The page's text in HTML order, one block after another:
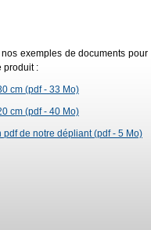
exemples de documents pour
produit :
cm (pdf - 33 Mo)
cm (pdf - 40 Mo)
pdf de notre dépliant (pdf - 5 Mo)